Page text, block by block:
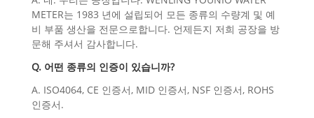
METER는 1983 년에 설립되어 모든 종류의 수량계 및 예
비 부품 생산을 전문으로합니다. 언제든지 저희 공장을 방
문해 주셔서 감사합니다.
Q. 어떤 종류의 인증이 있습니까?
A. ISO4064, CE 인증서, MID 인증서, NSF 인증서, ROHS
인증서.